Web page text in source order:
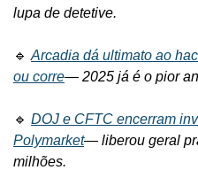
lupa de detetive.
🔹 Arcadia dá ultimato ao
ou corre— 2025 já é o pior
🔹 DOJ e CFTC encerram
Polymarket— liberou geral
milhões.